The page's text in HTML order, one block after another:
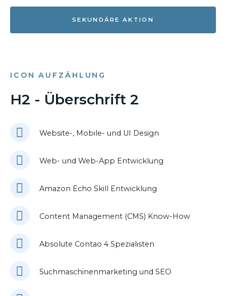
SEKUNDÄRE AKTION
ICON AUFZÄHLUNG
H2 - Überschrift 2
Website-, Mobile- und UI Design
Web- und Web-App Entwicklung
Amazon Echo Skill Entwicklung
Content Management (CMS) Know-How
Absolute Contao 4 Spezialisten
Suchmaschinenmarketing und SEO